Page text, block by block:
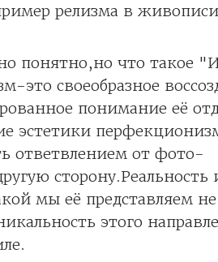
релизма в
понятно,но что такое
это своеобразное
понимание её
эстетики
ответвлением от фото-
сторону.Реальность
мы её представляем
этого